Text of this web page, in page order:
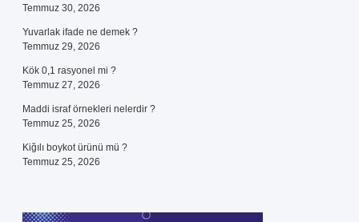
Temmuz 30, 2026
Yuvarlak ifade ne demek ?
Temmuz 29, 2026
Kök 0,1 rasyonel mi ?
Temmuz 27, 2026
Maddi israf örnekleri nelerdir ?
Temmuz 25, 2026
Kiğılı boykot ürünü mü ?
Temmuz 25, 2026